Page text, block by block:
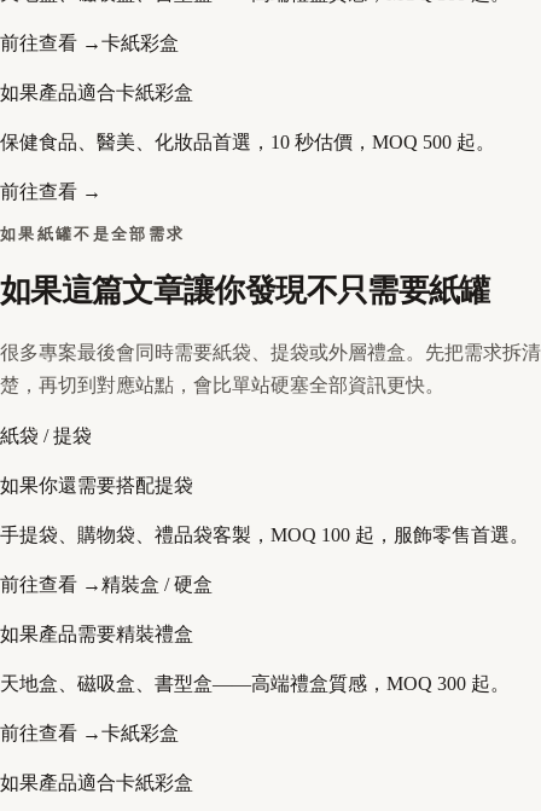
前往查看 →卡紙彩盒
如果產品適合卡紙彩盒
保健食品、醫美、化妝品首選，10 秒估價，MOQ 500 起。
前往查看 →
如果紙罐不是全部需求
如果這篇文章讓你發現不只需要紙罐
很多專案最後會同時需要紙袋、提袋或外層禮盒。先把需求拆清
楚，再切到對應站點，會比單站硬塞全部資訊更快。
紙袋 / 提袋
如果你還需要搭配提袋
手提袋、購物袋、禮品袋客製，MOQ 100 起，服飾零售首選。
前往查看 →精裝盒 / 硬盒
如果產品需要精裝禮盒
天地盒、磁吸盒、書型盒——高端禮盒質感，MOQ 300 起。
前往查看 →卡紙彩盒
如果產品適合卡紙彩盒